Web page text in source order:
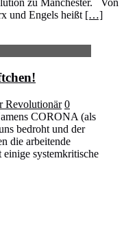
zu Manchester. Von
und Engels heißt […]
Revolutionär 0
CORONA (als
bedroht und der
die arbeitende
einige systemkritische